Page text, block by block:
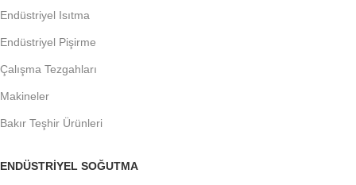
Endüstriyel Isıtma
Endüstriyel Pişirme
Çalışma Tezgahları
Makineler
Bakır Teşhir Ürünleri
ENDÜSTRIYEL SOĞUTMA